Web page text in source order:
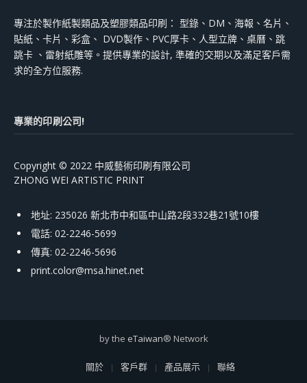
專注於製作紙製類品及塑膠類品印刷： 型錄、DM、海報、名片、
貼紙、卡片、彩盒、 DVD製作、PVC厚卡、人型立牌、桌曆、跳
跳卡 、雷射紙雕等。提供專業的設計, 準確的交期以及滿足客戶需
求的全方位服務.
專業的印刷公司!
Copyright © 2022 中威藝術印刷有限公司
ZHONG WEI ARTISTIC PRINT
地址: 235026 新北市中和區中山路2段332巷21號10樓
電話: 02-2246-5699
傳真: 02-2246-5696
print.color@msa.hinet.net
by the eTaiwan® Network
關於 客戶群 產品展示 聯絡